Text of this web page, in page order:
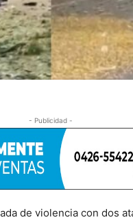
- Publicidad -
de violencia con dos